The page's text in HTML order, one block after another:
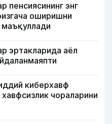
пенсиясининг энг
оширишни
маъқуллади
эртакларида аёл
киберхавф
чораларини